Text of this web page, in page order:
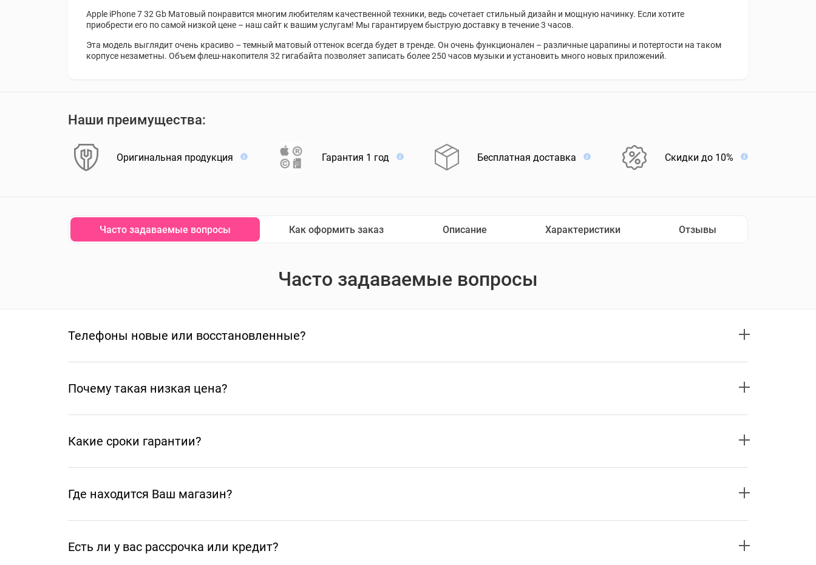
Apple iPhone 7 32 Gb Матовый понравится многим любителям качественной техники, ведь сочетает стильный дизайн и мощную начинку. Если хотите
приобрести его по самой низкой цене – наш сайт к вашим услугам! Мы гарантируем быструю доставку в течение 3 часов.
Эта модель выглядит очень красиво – темный матовый оттенок всегда будет в тренде. Он очень функционален – различные царапины и потертости на таком
корпусе незаметны. Объем флеш-накопителя 32 гигабайта позволяет записать более 250 часов музыки и установить много новых приложений.
Наши преимущества:
Оригинальная продукция Гарантия 1 год Бесплатная доставка Скидки до 10%
Часто задаваемые вопросы Как оформить заказ Описание Характеристики Отзывы
Часто задаваемые вопросы
Телефоны новые или восстановленные?
Почему такая низкая цена?
Какие сроки гарантии?
Где находится Ваш магазин?
Есть ли у вас рассрочка или кредит?